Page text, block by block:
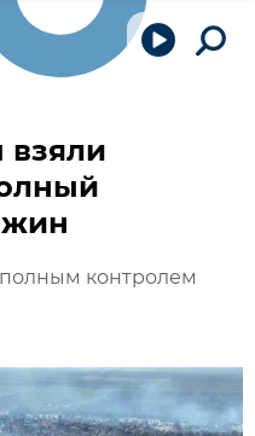
взяли
контролем